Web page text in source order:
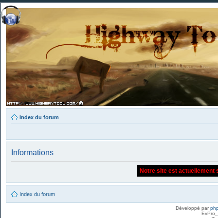
Index du forum
Informations
Notre site est actuellement
Index du forum
Développé par